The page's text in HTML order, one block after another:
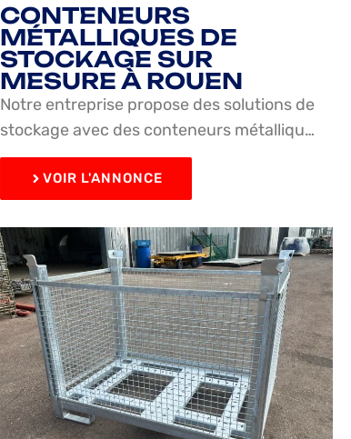
CONTENEURS
MÉTALLIQUES DE
STOCKAGE SUR
MESURE À ROUEN
Notre entreprise propose des solutions de
stockage avec des conteneurs métalliqu…
VOIR L'ANNONCE